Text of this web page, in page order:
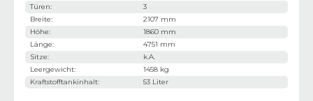
Türen:
3
Breite:
2107 mm
Höhe:
1860 mm
Länge:
4751 mm
Sitze:
k.A.
Leergewicht:
1458 kg
Kraftstofftankinhalt: 53 Liter